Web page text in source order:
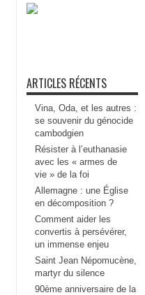
ARTICLES RÉCENTS
Vina, Oda, et les autres :
se souvenir du génocide
cambodgien
Résister à l’euthanasie
avec les « armes de
vie » de la foi
Allemagne : une Église
en décomposition ?
Comment aider les
convertis à persévérer,
un immense enjeu
Saint Jean Népomucène,
martyr du silence
90ème anniversaire de la